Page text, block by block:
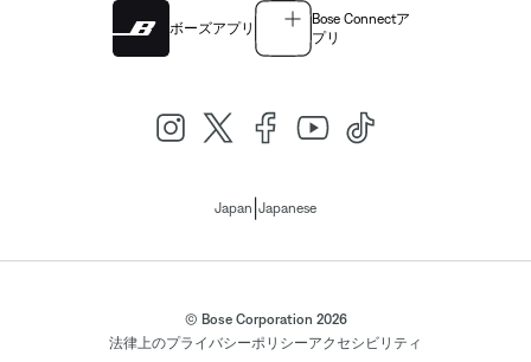
ボーズアプリ
Bose Connectア
プリ
Japan Japanese
© Bose Corporation 2026
法律上のプライバシーポリシーアクセシビリティ